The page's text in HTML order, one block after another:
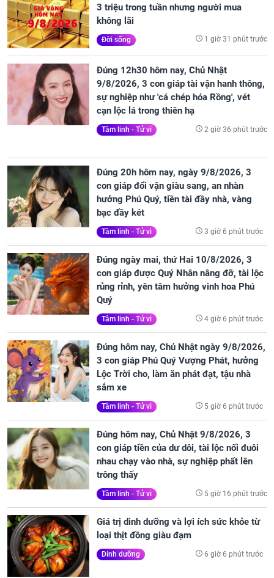
3 triệu trong tuần nhưng người mua
không lãi
Đời sống 1 giờ 31 phút trước
Đúng 12h30 hôm nay, Chủ Nhật
9/8/2026, 3 con giáp tài vận hanh thông,
sự nghiệp như 'cá chép hóa Rồng', vét
cạn lộc lá trong thiên hạ
Tâm linh - Tử vi 2 giờ 36 phút trước
Đúng 20h hôm nay, ngày 9/8/2026, 3
con giáp đổi vận giàu sang, an nhàn
hưởng Phú Quý, tiền tài đầy nhà, vàng
bạc đầy két
Tâm linh - Tử vi 3 giờ 6 phút trước
Đúng ngày mai, thứ Hai 10/8/2026, 3
con giáp được Quý Nhân nâng đỡ, tài lộc
rủng rỉnh, yên tâm hưởng vinh hoa Phú
Quý
Tâm linh - Tử vi 4 giờ 6 phút trước
Đúng hôm nay, Chủ Nhật ngày 9/8/2026,
3 con giáp Phú Quý Vượng Phát, hưởng
Lộc Trời cho, làm ăn phát đạt, tậu nhà
sắm xe
Tâm linh - Tử vi 5 giờ 6 phút trước
Đúng hôm nay, Chủ Nhật 9/8/2026, 3
con giáp tiền của dư dôi, tài lộc nối đuôi
nhau chạy vào nhà, sự nghiệp phất lên
trông thấy
Tâm linh - Tử vi 5 giờ 16 phút trước
Giá trị dinh dưỡng và lợi ích sức khỏe từ
loại thịt đồng giàu đạm
Dinh dưỡng 6 giờ 6 phút trước